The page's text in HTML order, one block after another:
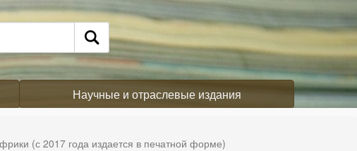
Научные и отраслевые издания
(с 2017 года издается в печатной форме)